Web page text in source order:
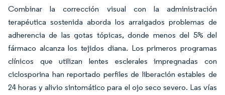
Combinar la corrección visual con la administración
terapéutica sostenida aborda los arraigados problemas de
adherencia de las gotas tópicas, donde menos del 5% del
fármaco alcanza los tejidos diana. Los primeros programas
clínicos que utilizan lentes esclerales impregnadas con
ciclosporina han reportado perfiles de liberación estables de
24 horas y alivio sintomático para el ojo seco severo. Las vías